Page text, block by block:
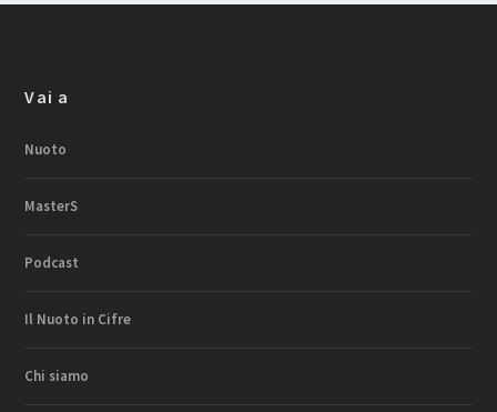
Vai a
Nuoto
MasterS
Podcast
Il Nuoto in Cifre
Chi siamo